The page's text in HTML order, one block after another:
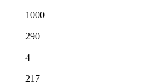
1000
290
4
217